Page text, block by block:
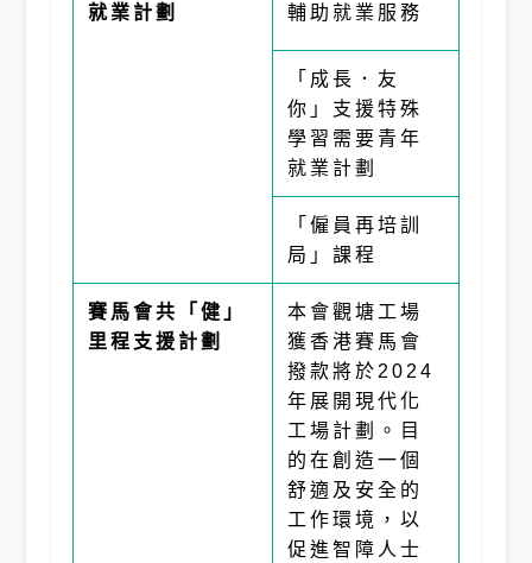
就業計劃 輔助就業服務
「成長．友
你」支援特殊
學習需要青年
就業計劃
「僱員再培訓
局」課程
賽馬會共「健」
里程支援計劃
本會觀塘工場
獲香港賽馬會
撥款將於2024
年展開現代化
工場計劃。目
的在創造一個
舒適及安全的
工作環境，以
促進智障人士